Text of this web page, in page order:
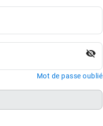
visibility_off
Mot de passe oublié